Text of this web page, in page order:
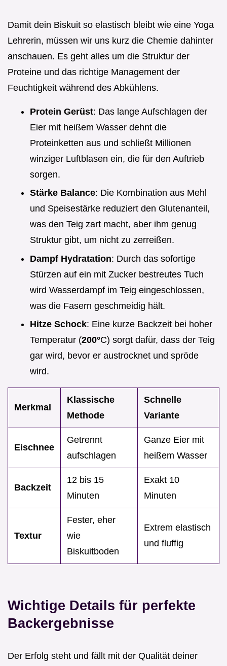
Damit dein Biskuit so elastisch bleibt wie eine Yoga
Lehrerin, müssen wir uns kurz die Chemie dahinter
anschauen. Es geht alles um die Struktur der
Proteine und das richtige Management der
Feuchtigkeit während des Abkühlens.
Protein Gerüst: Das lange Aufschlagen der
Eier mit heißem Wasser dehnt die
Proteinketten aus und schließt Millionen
winziger Luftblasen ein, die für den Auftrieb
sorgen.
Stärke Balance: Die Kombination aus Mehl
und Speisestärke reduziert den Glutenanteil,
was den Teig zart macht, aber ihm genug
Struktur gibt, um nicht zu zerreißen.
Dampf Hydratation: Durch das sofortige
Stürzen auf ein mit Zucker bestreutes Tuch
wird Wasserdampf im Teig eingeschlossen,
was die Fasern geschmeidig hält.
Hitze Schock: Eine kurze Backzeit bei hoher
Temperatur (200°C) sorgt dafür, dass der Teig
gar wird, bevor er austrocknet und spröde
wird.
Merkmal
Klassische
Methode
Schnelle
Variante
Eischnee
Getrennt
aufschlagen
Ganze Eier mit
heißem Wasser
Backzeit
12 bis 15
Minuten
Exakt 10
Minuten
Textur
Fester, eher
wie
Biskuitboden
Extrem elastisch
und fluffig
Wichtige Details für perfekte
Backergebnisse
Der Erfolg steht und fällt mit der Qualität deiner